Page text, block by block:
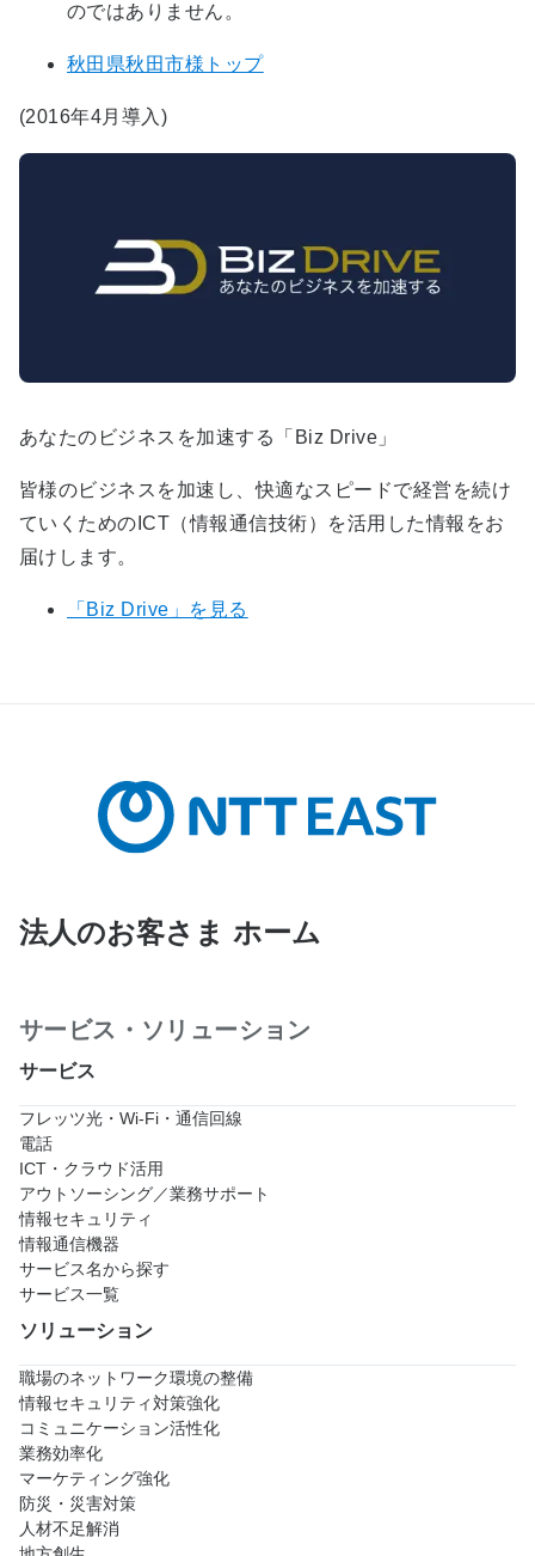
のではありません。
秋田県秋田市様トップ
(2016年4月導入)
あなたのビジネスを加速する「Biz Drive」
皆様のビジネスを加速し、快適なスピードで経営を続け
ていくためのICT（情報通信技術）を活用した情報をお
届けします。
「Biz Drive」を見る
法人のお客さま ホーム
サービス・ソリューション
サービス
フレッツ光・Wi-Fi・通信回線
電話
ICT・クラウド活用
アウトソーシング／業務サポート
情報セキュリティ
情報通信機器
サービス名から探す
サービス一覧
ソリューション
職場のネットワーク環境の整備
情報セキュリティ対策強化
コミュニケーション活性化
業務効率化
マーケティング強化
防災・災害対策
人材不足解消